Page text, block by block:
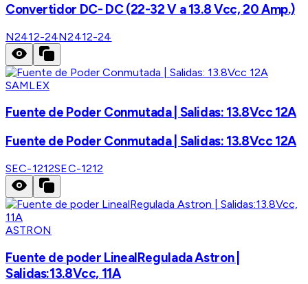
Convertidor DC- DC (22-32 V a 13.8 Vcc, 20 Amp.)
N2412-24N2412-24
SAMLEX
Fuente de Poder Conmutada | Salidas: 13.8Vcc 12A
Fuente de Poder Conmutada | Salidas: 13.8Vcc 12A
SEC-1212SEC-1212
ASTRON
Fuente de poder LinealRegulada Astron |
Salidas:13.8Vcc, 11A